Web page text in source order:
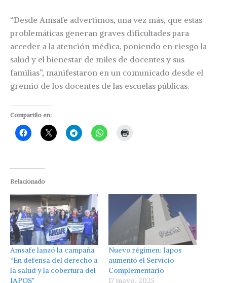
“Desde Amsafe advertimos, una vez más, que estas
problemáticas generan graves dificultades para
acceder a la atención médica, poniendo en riesgo la
salud y el bienestar de miles de docentes y sus
familias”, manifestaron en un comunicado desde el
gremio de los docentes de las escuelas públicas.
Compartilo en:
Relacionado
Amsafe lanzó la campaña
“En defensa del derecho a
la salud y la cobertura del
IAPOS”
Nuevo régimen: Iapos
aumentó el Servicio
Complementario
17 mayo, 2025